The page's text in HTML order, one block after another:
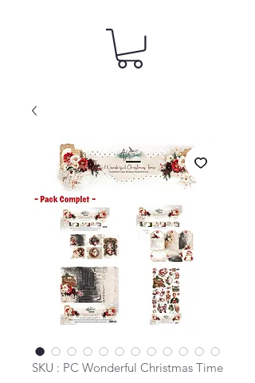
SKU : PC Wonderful Christmas Time